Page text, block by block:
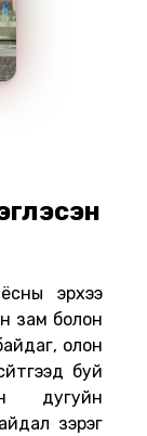
эрхээ
зам болон
олон
буй
дугуйн
зэрэг